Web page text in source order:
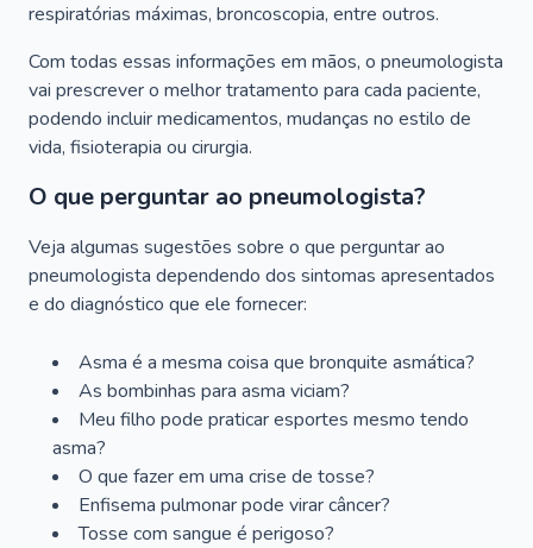
respiratórias máximas, broncoscopia, entre outros.
Com todas essas informações em mãos, o pneumologista
vai prescrever o melhor tratamento para cada paciente,
podendo incluir medicamentos, mudanças no estilo de
vida, fisioterapia ou cirurgia.
O que perguntar ao pneumologista?
Veja algumas sugestões sobre o que perguntar ao
pneumologista dependendo dos sintomas apresentados
e do diagnóstico que ele fornecer:
Asma é a mesma coisa que bronquite asmática?
As bombinhas para asma viciam?
Meu filho pode praticar esportes mesmo tendo
asma?
O que fazer em uma crise de tosse?
Enfisema pulmonar pode virar câncer?
Tosse com sangue é perigoso?